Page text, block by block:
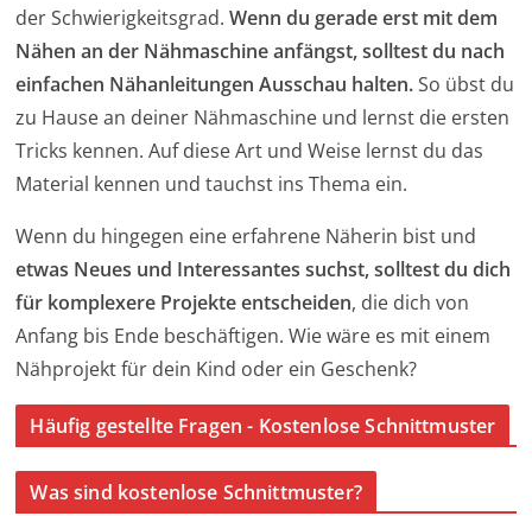
der Schwierigkeitsgrad.Wenn du gerade erst mit dem
Nähen an der Nähmaschine anfängst, solltest du nach
einfachen Nähanleitungen Ausschau halten.So übst du
zu Hause an deiner Nähmaschine und lernst die ersten
Tricks kennen. Auf diese Art und Weise lernst du das
Material kennen und tauchst ins Thema ein.
Wenn du hingegen eine erfahrene Näherin bist und
etwas Neues und Interessantes suchst, solltest du dich
für komplexere Projekte entscheiden, die dich von
Anfang bis Ende beschäftigen. Wie wäre es mit einem
Nähprojekt für dein Kind oder ein Geschenk?
Häufig gestellte Fragen - Kostenlose Schnittmuster
Was sind kostenlose Schnittmuster?